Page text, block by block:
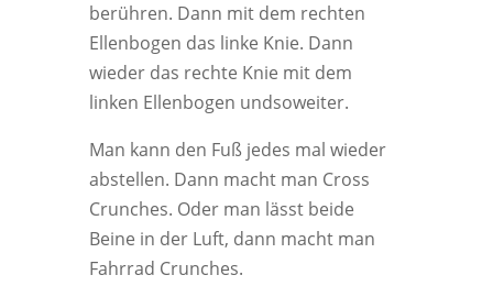
berühren. Dann mit dem rechten
Ellenbogen das linke Knie. Dann
wieder das rechte Knie mit dem
linken Ellenbogen undsoweiter.
Man kann den Fuß jedes mal wieder
abstellen. Dann macht man Cross
Crunches. Oder man lässt beide
Beine in der Luft, dann macht man
Fahrrad Crunches.